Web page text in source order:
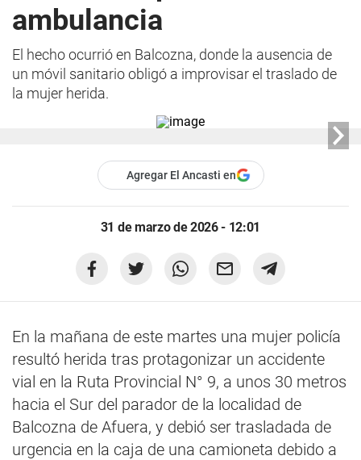
ambulancia
El hecho ocurrió en Balcozna, donde la ausencia de
un móvil sanitario obligó a improvisar el traslado de
la mujer herida.
Agregar El Ancasti en
31 de marzo de 2026 - 12:01
En la mañana de este martes una mujer policía
resultó herida tras protagonizar un accidente
vial en la Ruta Provincial N° 9, a unos 30 metros
hacia el Sur del parador de la localidad de
Balcozna de Afuera, y debió ser trasladada de
urgencia en la caja de una camioneta debido a